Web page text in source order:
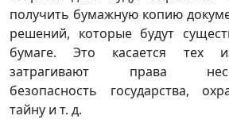
получить бумажную копию
решений, которые будут
бумаге. Это касается тех
затрагивают права
безопасность государства,
тайну и т. д.